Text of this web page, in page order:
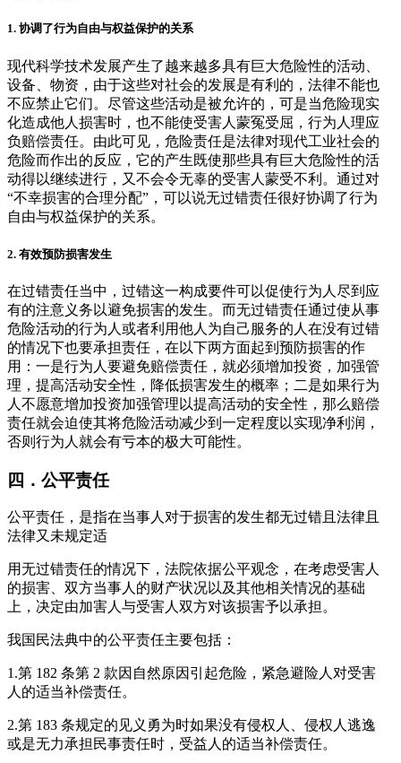
1. 协调了行为自由与权益保护的关系
现代科学技术发展产生了越来越多具有巨大危险性的活动、
设备、物资，由于这些对社会的发展是有利的，法律不能也
不应禁止它们。尽管这些活动是被允许的，可是当危险现实
化造成他人损害时，也不能使受害人蒙冤受屈，行为人理应
负赔偿责任。由此可见，危险责任是法律对现代工业社会的
危险而作出的反应，它的产生既使那些具有巨大危险性的活
动得以继续进行，又不会令无辜的受害人蒙受不利。通过对
“不幸损害的合理分配”，可以说无过错责任很好协调了行为
自由与权益保护的关系。
2. 有效预防损害发生
在过错责任当中，过错这一构成要件可以促使行为人尽到应
有的注意义务以避免损害的发生。而无过错责任通过使从事
危险活动的行为人或者利用他人为自己服务的人在没有过错
的情况下也要承担责任，在以下两方面起到预防损害的作
用：一是行为人要避免赔偿责任，就必须增加投资，加强管
理，提高活动安全性，降低损害发生的概率；二是如果行为
人不愿意增加投资加强管理以提高活动的安全性，那么赔偿
责任就会迫使其将危险活动减少到一定程度以实现净利润，
否则行为人就会有亏本的极大可能性。
四．公平责任
公平责任，是指在当事人对于损害的发生都无过错且法律且
法律又未规定适
用无过错责任的情况下，法院依据公平观念，在考虑受害人
的损害、双方当事人的财产状况以及其他相关情况的基础
上，决定由加害人与受害人双方对该损害予以承担。
我国民法典中的公平责任主要包括：
1.第 182 条第 2 款因自然原因引起危险，紧急避险人对受害
人的适当补偿责任。
2.第 183 条规定的见义勇为时如果没有侵权人、侵权人逃逸
或是无力承担民事责任时，受益人的适当补偿责任。